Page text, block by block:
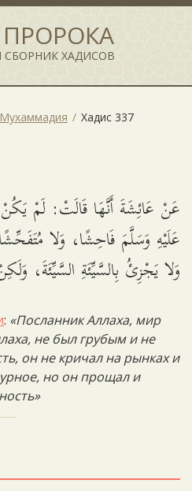
СБОРНИК ХАДИСОВ
Хадис 337
عَنْ عَائِشَةَ أَنَّهَا قَالَتْ: لَمْ
عَلَيْهِ وَسَلَّمَ فَاحِشًا، وَلا
وَلا يَجْزِئُ بِالسَّيِّئَةِ السَّيِّئَةَ،
: «Посланник Аллаха, мир
не был грубым и не
он не кричал на рынках и
но он прощал и